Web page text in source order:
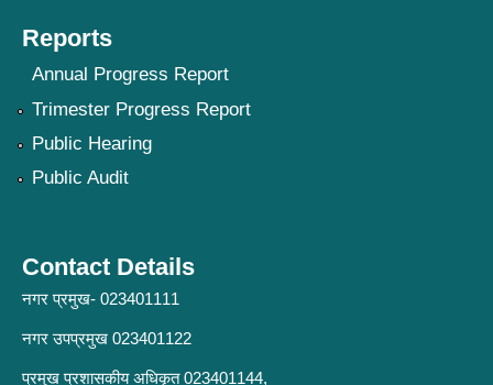
Reports
Annual Progress Report
Trimester Progress Report
Public Hearing
Public Audit
Contact Details
नगर प्रमुख- 023401111
नगर उपप्रमुख 023401122
प्रमुख प्रशासकीय अधिकृत 023401144,